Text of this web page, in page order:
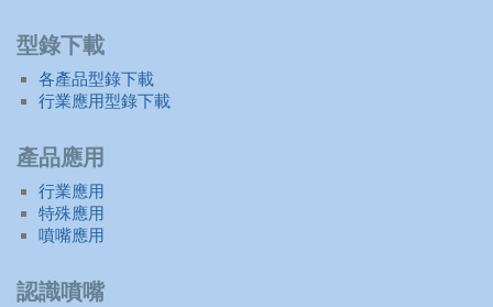
型錄下載
各產品型錄下載
行業應用型錄下載
產品應用
行業應用
特殊應用
噴嘴應用
認識噴嘴